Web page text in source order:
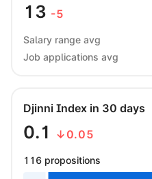
13 -5
Salary range avg
Job applications avg
Djinni Index in 30 days
0.1 ↓0.05
116 propositions